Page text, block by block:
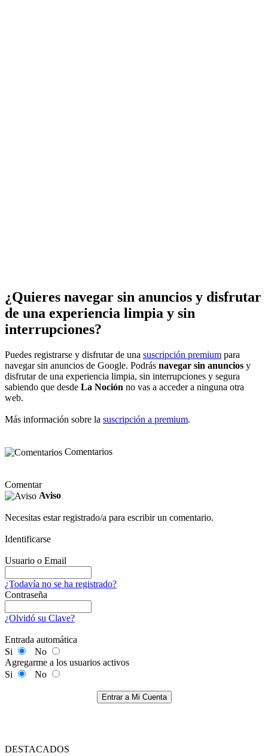
¿Quieres navegar sin anuncios y disfrutar
de una experiencia limpia y sin
interrupciones?
Puedes registrarse y disfrutar de una suscripción premium para
navegar sin anuncios de Google. Podrás navegar sin anuncios y
disfrutar de una experiencia limpia, sin interrupciones y segura
sabiendo que desde La Noción no vas a acceder a ninguna otra
web.
Más información sobre la suscripción a premium.
Comentarios
Comentar
Aviso
Necesitas estar registrado/a para escribir un comentario.
Identificarse
Usuario o Email
¿Todavía no se ha registrado?
Contraseña
¿Olvidó su Clave?
Entrada automática
Si
No
Agregarme a los usuarios activos
Si
No
Entrar a Mi Cuenta
DESTACADOS